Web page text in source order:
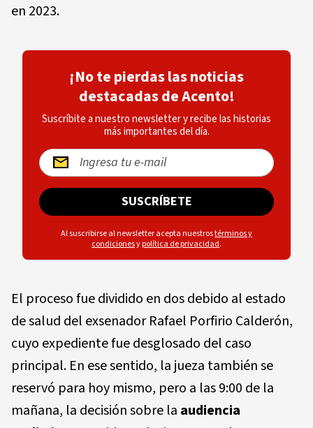
en 2023.
¡No te pierdas las noticias
destacadas de Acento!
Suscríbite a nuestro newsletter y recibe las historias
más importantes del día.
SUSCRÍBETE
Al suscribirse al newsletter acepta nuestrostérminos y
condicionesypolítica de privacidad.
El proceso fue dividido en dos debido al estado
de salud del exsenador Rafael Porfirio Calderón,
cuyo expediente fue desglosado del caso
principal. En ese sentido, la jueza también se
reservó para hoy mismo, pero a las 9:00 de la
mañana, la decisión sobre la audiencia